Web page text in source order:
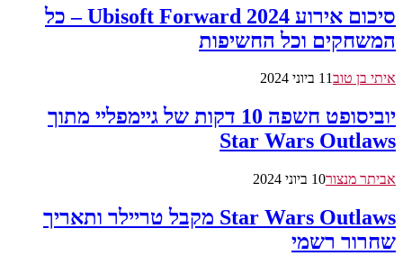
סיכום אירוע Ubisoft Forward 2024 – כל
המשחקים וכל החשיפות
איתי בן טוב11 ביוני 2024
יוביסופט חשפה 10 דקות של גיימפליי מתוך
Star Wars Outlaws
אביתר מנצור10 ביוני 2024
Star Wars Outlaws מקבל טריילר ותאריך
שחרור רשמי